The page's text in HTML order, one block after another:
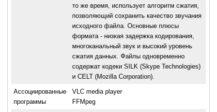
то же время, использует алгоритм сжатия,
позволяющий сохранить качество звучания
исходного файла. Основные плюсы
формата - низкая задержка кодирования,
многоканальный звук и высокий уровень
сжатия данных. Файлы одновременно
содержат кодеки SILK (Skype Technologies)
и CELT (Mozilla Corporation).
Ассоциированные
программы
VLC media player
FFMpeg